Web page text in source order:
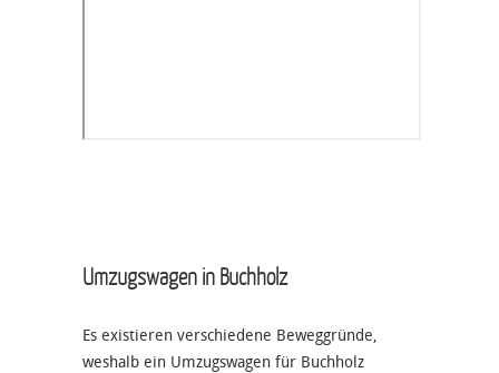
Umzugswagen in Buchholz
Es existieren verschiedene Beweggründe,
weshalb ein Umzugswagen für Buchholz